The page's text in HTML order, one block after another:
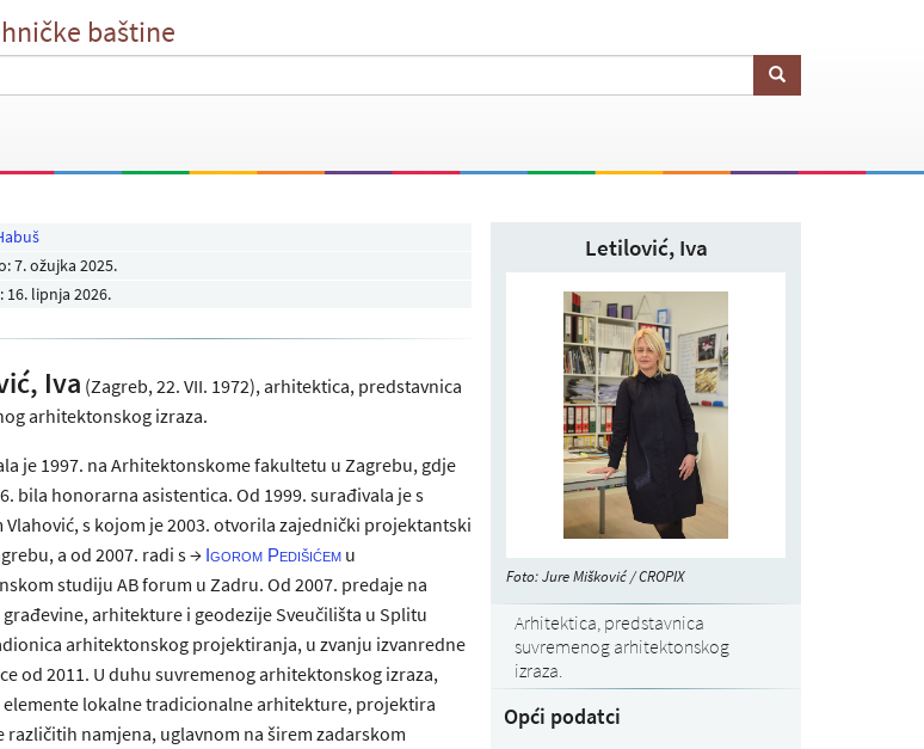
baštine
7. ožujka 2025.
16. lipnja 2026.
Iva (Zagreb, 22. VII. 1972), arhitektica, predstavnica
arhitektonskog izraza.
je 1997. na Arhitektonskome fakultetu u Zagrebu, gdje
bila honorarna asistentica. Od 1999. surađivala je s
Vlahović, s kojom je 2003. otvorila zajednički projektantski
a od 2007. radi s → Igorom Pedišićem u
studiju AB forum u Zadru. Od 2007. predaje na
arhitekture i geodezije Sveučilišta u Splitu
arhitektonskog projektiranja, u zvanju izvanredne
od 2011. U duhu suvremenog arhitektonskog izraza,
lokalne tradicionalne arhitekture, projektira
različitih namjena, uglavnom na širem zadarskom
Letilović, Iva
Foto: Jure Mišković / CROPIX
Arhitektica, predstavnica
suvremenog arhitektonskog
izraza.
Opći podatci